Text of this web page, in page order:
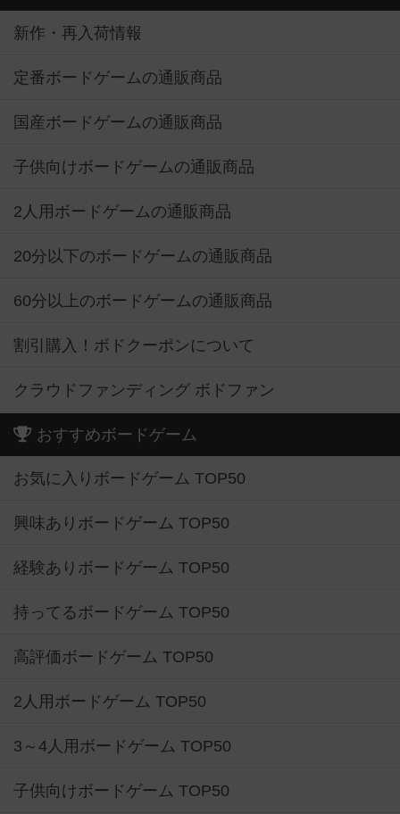
新作・再入荷情報
定番ボードゲームの通販商品
国産ボードゲームの通販商品
子供向けボードゲームの通販商品
2人用ボードゲームの通販商品
20分以下のボードゲームの通販商品
60分以上のボードゲームの通販商品
割引購入！ボドクーポンについて
クラウドファンディング ボドファン
おすすめボードゲーム
お気に入りボードゲーム TOP50
興味ありボードゲーム TOP50
経験ありボードゲーム TOP50
持ってるボードゲーム TOP50
高評価ボードゲーム TOP50
2人用ボードゲーム TOP50
3～4人用ボードゲーム TOP50
子供向けボードゲーム TOP50